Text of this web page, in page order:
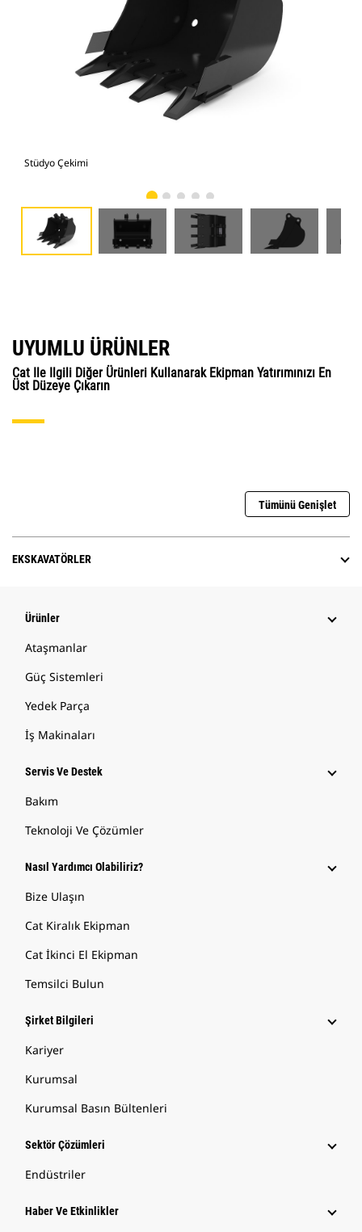
Stüdyo Çekimi
UYUMLU ÜRÜNLER
Cat Ile Ilgili Diğer Ürünleri Kullanarak Ekipman Yatırımınızı En
Üst Düzeye Çıkarın
Tümünü Genişlet
EKSKAVATÖRLER
Ürünler
Ataşmanlar
Güç Sistemleri
Yedek Parça
İş Makinaları
Servis Ve Destek
Bakım
Teknoloji Ve Çözümler
Nasıl Yardımcı Olabiliriz?
Bize Ulaşın
Cat Kiralık Ekipman
Cat İkinci El Ekipman
Temsilci Bulun
Şirket Bilgileri
Kariyer
Kurumsal
Kurumsal Basın Bültenleri
Sektör Çözümleri
Endüstriler
Haber Ve Etkinlikler